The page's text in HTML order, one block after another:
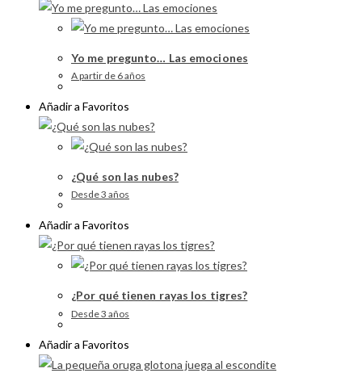
Yo me pregunto… Las emociones
A partir de 6 años
Añadir a Favoritos
¿Qué son las nubes?
Desde 3 años
Añadir a Favoritos
¿Por qué tienen rayas los tigres?
Desde 3 años
Añadir a Favoritos